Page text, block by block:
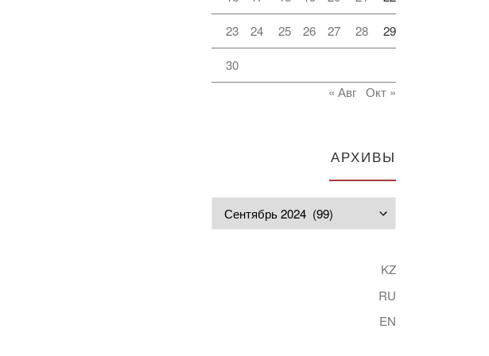
23 24 25 26 27 28 29
30
« Авг Окт »
АРХИВЫ
KZ
RU
EN